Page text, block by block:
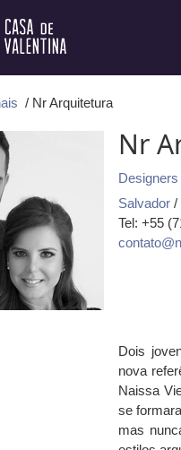
/ Nr Arquitetura
Nr
Salvador /
Tel: +55
Dois
nova
Naissa
se
mas